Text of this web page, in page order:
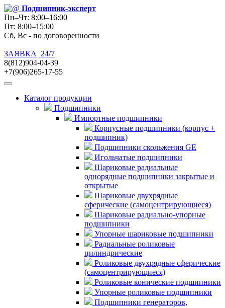
Подшипник-эксперт
Пн–Чт: 8:00–16:00
Пт: 8:00–15:00
Сб, Вс - по договоренности
ЗАЯВКА
24/7
8(812)904-04-39
+7(906)265-17-55
Каталог продукции
Подшипники
Импортные подшипники
Корпусные подшипники (корпус +
подшипник)
Подшипники скольжения GE
Игольчатые подшипники
Шариковые радиальные
однорядные подшипники закрытые и
открытые
Шариковые двухрядные
сферические (самоцентрирующиеся)
Шариковые радиально-упорные
подшипники
Упорные шариковые подшипники
Радиальные роликовые
цилиндрические
Роликовые двухрядные сферические
(самоцентрирующиеся)
Роликовые конические подшипники
Упорные роликовые подшипники
Подшипники генераторов,